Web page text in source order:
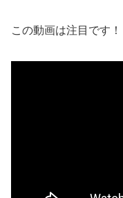
この動画は注目です！